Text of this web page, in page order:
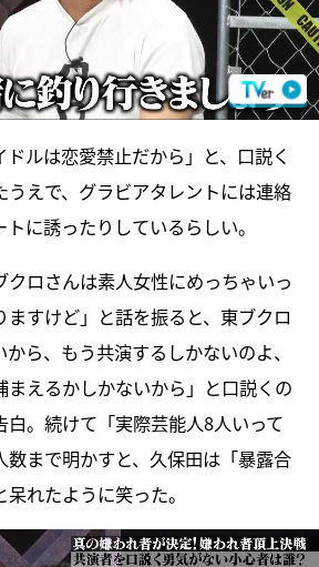
ルは恋愛禁止だから」と、口説く
うえで、グラビアタレントには連絡
に誘ったりしているらしい。
クロさんは素人女性にめっちゃいっ
ますけど」と話を振ると、東ブクロ
ら、もう共演するしかないのよ、
まえるかしかないから」と口説くの
白。続けて「実際芸能人8人いって
数まで明かすと、久保田は「暴露合
れたように笑った。